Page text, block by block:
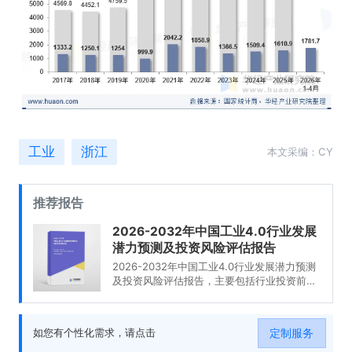
工业 浙江 本文采编：CY
推荐报告
2026-2032年中国工业4.0行业发展
潜力预测及投资风险评估报告
2026-2032年中国工业4.0行业发展潜力预测
及投资风险评估报告，主要包括行业投资前
如您有个性化需求，请点击
定制服务